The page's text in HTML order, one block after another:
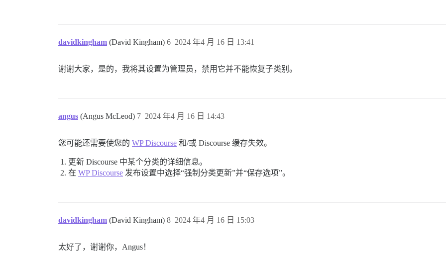
davidkingham (David Kingham) 2024 年4 月 16 日 13:41
6
谢谢大家，是的，我将其设置为管理员，禁用它并不能恢复子类别。
angus (Angus McLeod) 2024 年4 月 16 日 14:43
7
您可能还需要使您的 WP Discourse 和/或 Discourse 缓存失效。
更新 Discourse 中某个分类的详细信息。
在 WP Discourse 发布设置中选择“强制分类更新”并“保存选项”。
davidkingham (David Kingham) 2024 年4 月 16 日 15:03
8
太好了，谢谢你，Angus！